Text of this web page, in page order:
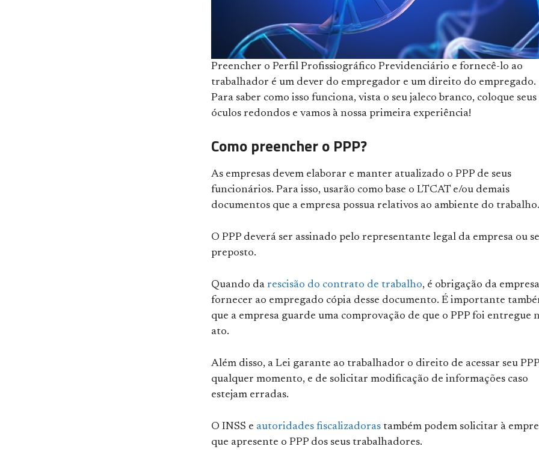
Preencher o Perfil Profissiográfico Previdenciário e fornecê-lo ao
trabalhador é um dever do empregador e um direito do empregado.
Para saber como isso funciona, vista o seu jaleco branco, coloque seus
óculos redondos e vamos à nossa primeira experiência!
Como preencher o PPP?
As empresas devem elaborar e manter atualizado o PPP de seus
funcionários. Para isso, usarão como base o LTCAT e/ou demais
documentos que a empresa possua relativos ao ambiente do trabalho.
O PPP deverá ser assinado pelo representante legal da empresa ou
preposto.
Quando da rescisão do contrato de trabalho, é obrigação da empresa
fornecer ao empregado cópia desse documento. É importante
que a empresa guarde uma comprovação de que o PPP foi entregue
ato.
Além disso, a Lei garante ao trabalhador o direito de acessar seu
qualquer momento, e de solicitar modificação de informações caso
estejam erradas.
O INSS e autoridades fiscalizadoras também podem solicitar à
que apresente o PPP dos seus trabalhadores.